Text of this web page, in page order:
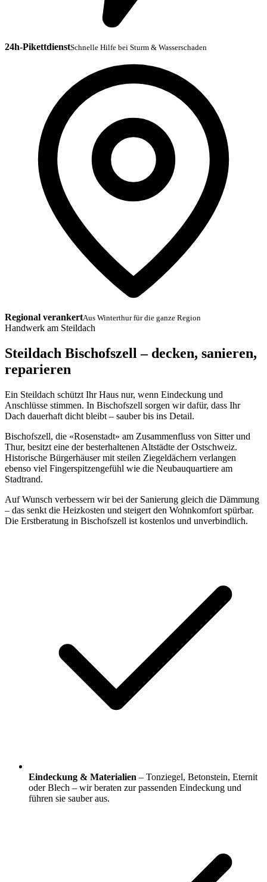
24h-PikettdienstSchnelle Hilfe bei Sturm & Wasserschaden
Regional verankertAus Winterthur für die ganze Region
Handwerk am Steildach
Steildach Bischofszell – decken, sanieren,
reparieren
Ein Steildach schützt Ihr Haus nur, wenn Eindeckung und
Anschlüsse stimmen. In Bischofszell sorgen wir dafür, dass Ihr
Dach dauerhaft dicht bleibt – sauber bis ins Detail.
Bischofszell, die «Rosenstadt» am Zusammenfluss von Sitter und
Thur, besitzt eine der besterhaltenen Altstädte der Ostschweiz.
Historische Bürgerhäuser mit steilen Ziegeldächern verlangen
ebenso viel Fingerspitzengefühl wie die Neubauquartiere am
Stadtrand.
Auf Wunsch verbessern wir bei der Sanierung gleich die Dämmung
– das senkt die Heizkosten und steigert den Wohnkomfort spürbar.
Die Erstberatung in Bischofszell ist kostenlos und unverbindlich.
Eindeckung & Materialien – Tonziegel, Betonstein, Eternit
oder Blech – wir beraten zur passenden Eindeckung und
führen sie sauber aus.